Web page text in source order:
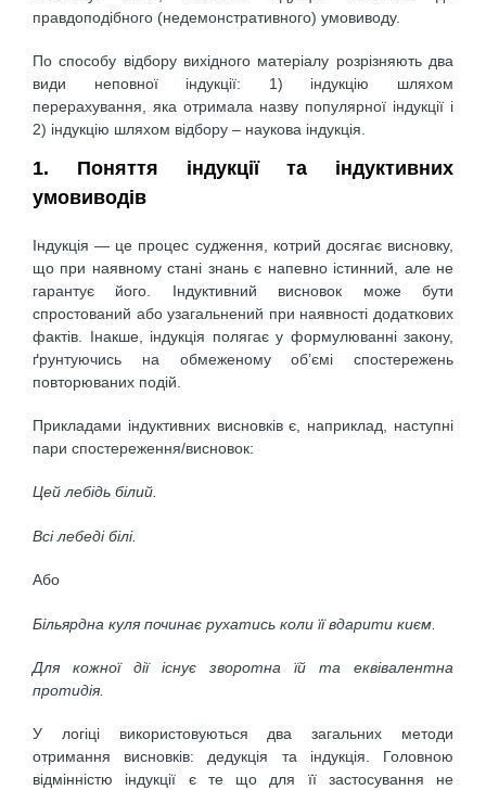
правдоподібного (недемонстративного) умовиводу.
По способу відбору вихідного матеріалу розрізняють два
види неповної індукції: 1) індукцію шляхом
перерахування, яка отримала назву популярної індукції і
2) індукцію шляхом відбору – наукова індукція.
1. Поняття індукції та індуктивних
умовиводів
Індукція — це процес судження, котрий досягає висновку,
що при наявному стані знань є напевно істинний, але не
гарантує його. Індуктивний висновок може бути
спростований або узагальнений при наявності додаткових
фактів. Інакше, індукція полягає у формулюванні закону,
ґрунтуючись на обмеженому об’ємі спостережень
повторюваних подій.
Прикладами індуктивних висновків є, наприклад, наступні
пари спостереження/висновок:
Цей лебідь білий.
Всі лебеді білі.
Або
Більярдна куля починає рухатись коли її вдарити києм.
Для кожної дії існує зворотна їй та еквівалентна
протидія.
У логіці використовуються два загальних методи
отримання висновків: дедукція та індукція. Головною
відмінністю індукції є те що для її застосування не